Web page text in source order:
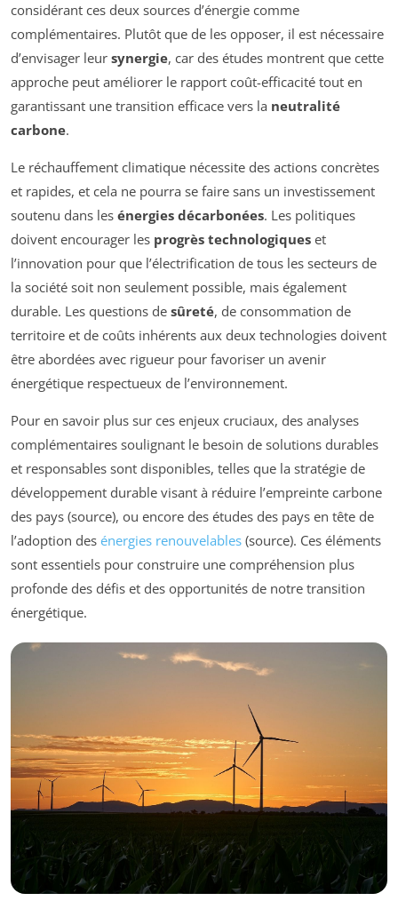
considérant ces deux sources d’énergie comme
complémentaires. Plutôt que de les opposer, il est nécessaire
d’envisager leur synergie, car des études montrent que cette
approche peut améliorer le rapport coût-efficacité tout en
garantissant une transition efficace vers la neutralité
carbone.
Le réchauffement climatique nécessite des actions concrètes
et rapides, et cela ne pourra se faire sans un investissement
soutenu dans les énergies décarbonées. Les politiques
doivent encourager les progrès technologiques et
l’innovation pour que l’électrification de tous les secteurs de
la société soit non seulement possible, mais également
durable. Les questions de sûreté, de consommation de
territoire et de coûts inhérents aux deux technologies doivent
être abordées avec rigueur pour favoriser un avenir
énergétique respectueux de l’environnement.
Pour en savoir plus sur ces enjeux cruciaux, des analyses
complémentaires soulignant le besoin de solutions durables
et responsables sont disponibles, telles que la stratégie de
développement durable visant à réduire l’empreinte carbone
des pays (source), ou encore des études des pays en tête de
l’adoption des énergies renouvelables (source). Ces éléments
sont essentiels pour construire une compréhension plus
profonde des défis et des opportunités de notre transition
énergétique.